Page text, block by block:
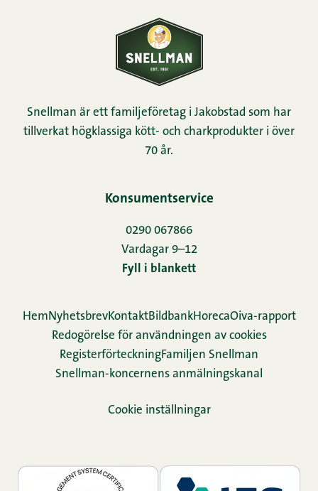
Snellman är ett familjeföretag i Jakobstad som har
tillverkat högklassiga kött- och charkprodukter i över
70 år.
Konsumentservice
0290 067866
Vardagar 9–12
Fyll i blankett
HemNyhetsbrevKontaktBildbankHorecaOiva-rapport
Redogörelse för användningen av cookies
Re­gis­ter­för­teck­ningFamiljen Snellman
Snellman-koncernens anmälningskanal
Cookie inställningar